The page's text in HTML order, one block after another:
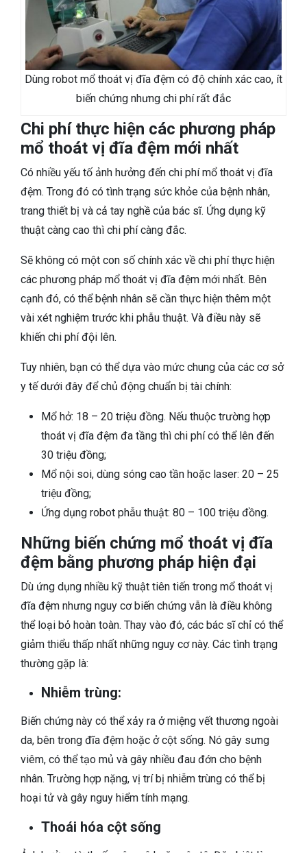
Dùng robot mổ thoát vị đĩa đệm có độ chính xác cao, ít
biến chứng nhưng chi phí rất đắc
Chi phí thực hiện các phương pháp
mổ thoát vị đĩa đệm mới nhất
Có nhiều yếu tố ảnh hưởng đến chi phí mổ thoát vị đĩa
đệm. Trong đó có tình trạng sức khỏe của bệnh nhân,
trang thiết bị và cả tay nghề của bác sĩ. Ứng dụng kỹ
thuật càng cao thì chi phí càng đắc.
Sẽ không có một con số chính xác về chi phí thực hiện
các phương pháp mổ thoát vị đĩa đệm mới nhất. Bên
cạnh đó, có thể bệnh nhân sẽ cần thực hiện thêm một
vài xét nghiệm trước khi phẫu thuật. Và điều này sẽ
khiến chi phí đội lên.
Tuy nhiên, bạn có thể dựa vào mức chung của các cơ sở
y tế dưới đây để chủ động chuẩn bị tài chính:
Mổ hở: 18 – 20 triệu đồng. Nếu thuộc trường hợp
thoát vị đĩa đệm đa tầng thì chi phí có thể lên đến
30 triệu đồng;
Mổ nội soi, dùng sóng cao tần hoặc laser: 20 – 25
triệu đồng;
Ứng dụng robot phẫu thuật: 80 – 100 triệu đồng.
Những biến chứng mổ thoát vị đĩa
đệm bằng phương pháp hiện đại
Dù ứng dụng nhiều kỹ thuật tiên tiến trong mổ thoát vị
đĩa đệm nhưng nguy cơ biến chứng vẫn là điều không
thể loại bỏ hoàn toàn. Thay vào đó, các bác sĩ chỉ có thể
giảm thiểu thấp nhất những nguy cơ này. Các tình trạng
thường gặp là:
Nhiễm trùng:
Biến chứng này có thể xảy ra ở miệng vết thương ngoài
da, bên trong đĩa đệm hoặc ở cột sống. Nó gây sưng
viêm, có thể tạo mủ và gây nhiều đau đớn cho bệnh
nhân. Trường hợp nặng, vị trí bị nhiễm trùng có thể bị
hoại tử và gây nguy hiểm tính mạng.
Thoái hóa cột sống